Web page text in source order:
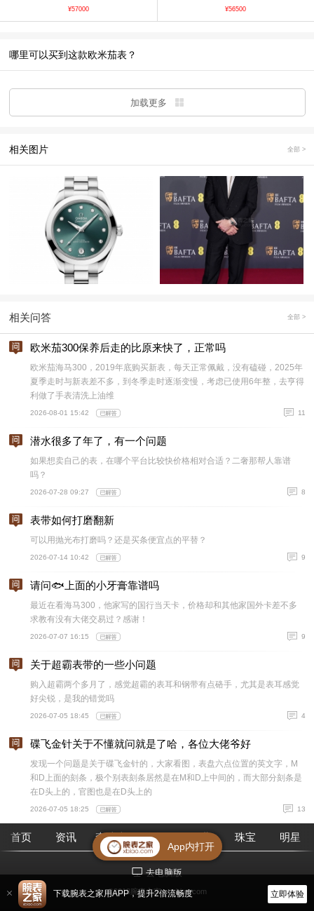
¥57000
¥56500
哪里可以买到这款欧米茄表？
加载更多
相关图片 全部 >
相关问答 全部 >
欧米茄300保养后走的比原来快了，正常吗
欧米茄海马300，2019年底购买新表，每天正常佩戴，没有磕碰，2025年
夏季走时与新表差不多，到冬季走时逐渐变慢，考虑已使用6年整，去亨得
利做了手表清洗上油维
2026-08-01 15:42 11
潜水很多了年了，有一个问题
如果想卖自己的表，在哪个平台比较快价格相对合适？二奢那帮人靠谱
吗？
2026-07-28 09:27 8
表带如何打磨翻新
可以用抛光布打磨吗？还是买条便宜点的平替？
2026-07-14 10:42 9
请问🐟上面的小牙膏靠谱吗
最近在看海马300，他家写的国行当天卡，价格却和其他家国外卡差不多
求教有没有大佬交易过？感谢！
2026-07-07 16:15 9
关于超霸表带的一些小问题
购入超霸两个多月了，感觉超霸的表耳和钢带有点硌手，尤其是表耳感觉
好尖锐，是我的错觉吗
2026-07-05 18:45 4
碟飞金针关于不懂就问就是了哈，各位大佬爷好
发现一个问题是关于碟飞金针的，大家看图，表盘六点位置的英文字，M
和D上面的刻条，极个别表刻条居然是在M和D上中间的，而大部分刻条是
在D头上的，官图也是在D头上的
2026-07-05 18:25 13
首页 资讯 查腕表 论坛 作业 珠宝 明星
去电脑版
©2018腕表之家 m.xbiao.com
App内打开
下载腕表之家用APP，提升2倍流畅度 立即体验